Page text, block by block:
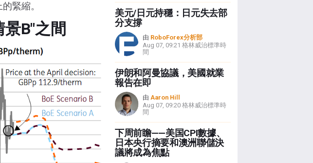
緊縮。
B"之間
美元/日元持穩：日元失去部
分支撐
由 RoboForex分析部
Aug 07, 09:21 格林威治標準時
間
伊朗和阿曼協議，美國就業
報告在即
由 Aaron Hill
Aug 07, 09:20 格林威治標準時
間
下周前瞻——美国CPI數據、
日本央行摘要和澳洲聯儲決
議將成為焦點